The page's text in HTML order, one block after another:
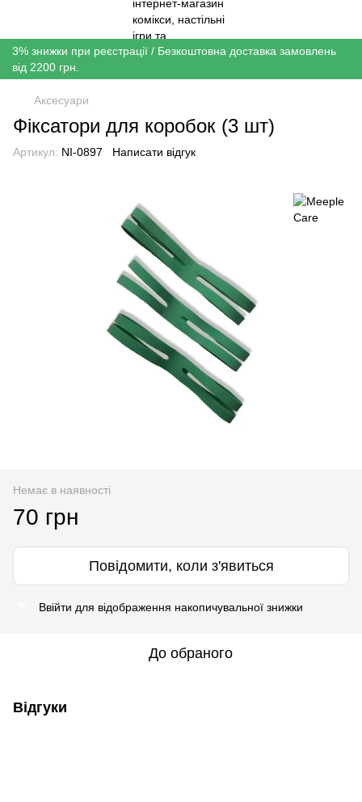
3% знижки при реєстрації / Безкоштовна доставка замовлень
від 2200 грн.
Аксесуари
Фіксатори для коробок (3 шт)
Артикул: NI-0897 Написати відгук
Немає в наявності
70 грн
Повідомити, коли з'явиться
Ввійти для відображення накопичувальної знижки
До обраного
Відгуки